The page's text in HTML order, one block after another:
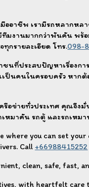
ออาชีพ เรามีรถหลากหล
มงานมากกว่าพันคัน พร้
กรายละเอียด โทร.098-
ชนที่ประสบปัญหาเรื่อง
เป็นคนในครอบครัว หา
อข่ายทั่วประเทศ คุณจึง
มาคัน รถตู้ และรถเหมา
where you can set
Call +66988415252
clean, safe, fast,
with heartfelt